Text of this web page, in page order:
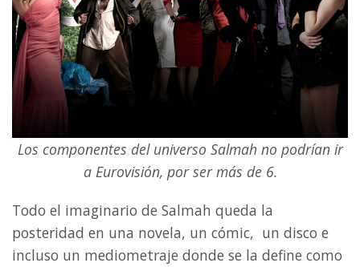
Los componentes del universo Salmah no podrían ir
a Eurovisión, por ser más de 6.
Todo el imaginario de Salmah queda la
posteridad en una novela, un cómic, un disco e
incluso un mediometraje donde se la define como